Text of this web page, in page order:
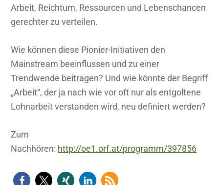
Arbeit, Reichtum, Ressourcen und Lebenschancen
gerechter zu verteilen.
Wie können diese Pionier-Initiativen den
Mainstream beeinflussen und zu einer
Trendwende beitragen? Und wie könnte der Begriff
„Arbeit“, der ja nach wie vor oft nur als entgoltene
Lohnarbeit verstanden wird, neu definiert werden?
Zum
Nachhören: http://oe1.orf.at/programm/397856